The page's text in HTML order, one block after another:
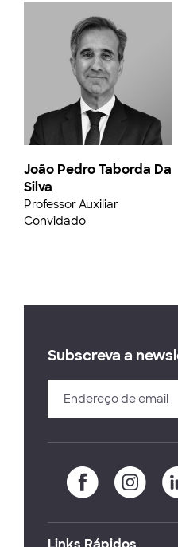
João Pedro Taborda Da
Silva
Professor Auxiliar
Convidado
Subscreva a